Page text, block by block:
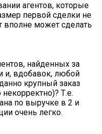
агентов, которые
первой сделки не
вполне может сделать
найденных за
и, вдобавок, любой
крупный заказ
Т.е.
по выручке в 2 и
очень легко.